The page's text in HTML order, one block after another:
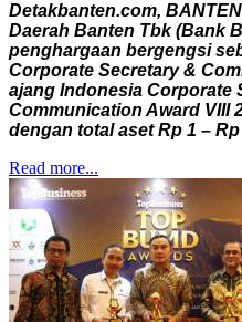
Detakbanten.com,
Daerah Banten Tbk (Bank
penghargaan bergengsi
Corporate Secretary &
ajang Indonesia Corporate
Communication Award VIII
dengan total aset Rp 1 –
Read more...